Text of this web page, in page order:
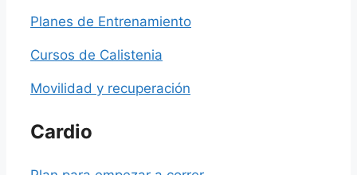
Planes de Entrenamiento
Cursos de Calistenia
Movilidad y recuperación
Cardio